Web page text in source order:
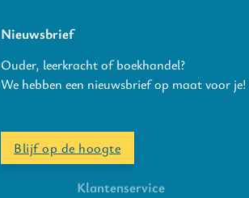
Nieuwsbrief
Ouder, leerkracht of boekhandel?
We hebben een nieuwsbrief op maat voor je!
Blijf op de hoogte
Klantenservice